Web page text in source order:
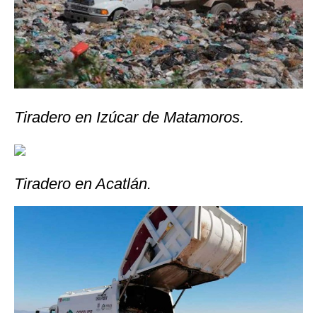
Tiradero en Izúcar de Matamoros.
Tiradero en Acatlán.